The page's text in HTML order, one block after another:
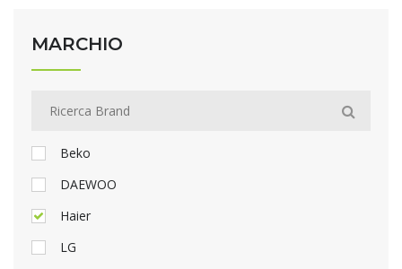
MARCHIO
Beko
DAEWOO
Haier
LG